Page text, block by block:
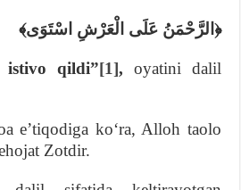
﴿الرَّحْمَنُ عَلَى الْعَرْشِ اسْتَوَى﴾
istivo qildi”[1], oyatini dalil
eʼtiqodiga koʻra, Alloh taolo
Zotdir.